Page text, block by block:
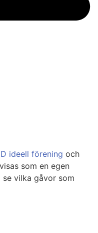
ideell förening och
som en egen
vilka gåvor som